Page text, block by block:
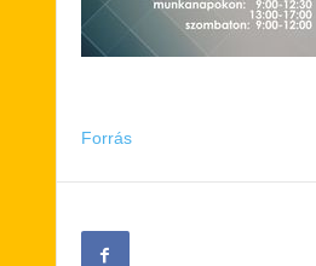
Forrás